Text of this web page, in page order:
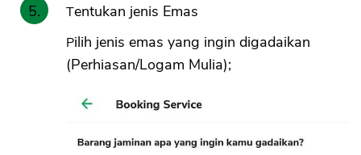
Tentukan jenis Emas
Pilih jenis emas yang ingin digadaikan
(Perhiasan/Logam Mulia);